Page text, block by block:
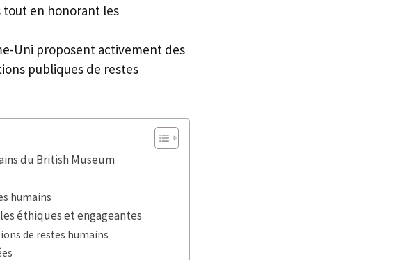
tout en honorant les
Uni proposent activement des
publiques de restes
du British Museum
humains
éthiques et engageantes
de restes humains